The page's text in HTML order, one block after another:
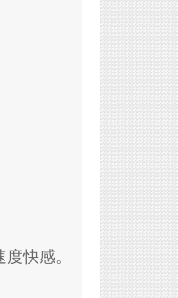
快感。